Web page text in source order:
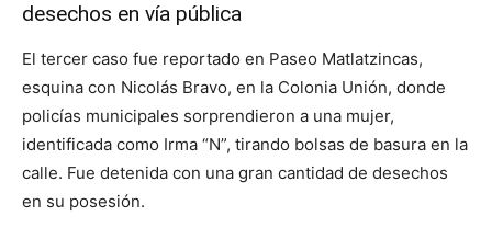
desechos en vía pública
El tercer caso fue reportado en Paseo Matlatzincas,
esquina con Nicolás Bravo, en la Colonia Unión, donde
policías municipales sorprendieron a una mujer,
identificada como Irma “N”, tirando bolsas de basura en la
calle. Fue detenida con una gran cantidad de desechos
en su posesión.